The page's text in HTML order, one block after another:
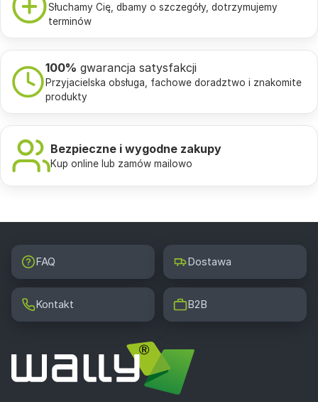
Słuchamy Cię, dbamy o szczegóły, dotrzymujemy
terminów
100% gwarancja satysfakcji
Przyjacielska obsługa, fachowe doradztwo i znakomite
produkty
Bezpieczne i wygodne zakupy
Kup online lub zamów mailowo
FAQ Dostawa
Kontakt B2B